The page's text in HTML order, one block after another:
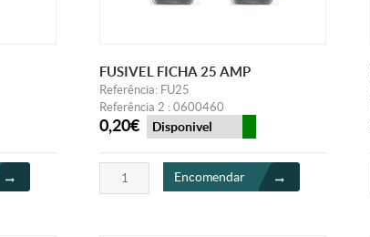
FUSIVEL FICHA 25 AMP
Referência: FU25
Referência 2 : 0600460
0,20€ Disponivel
Encomendar